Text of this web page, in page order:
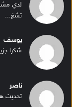
لدي
تشغ...
يوسف
شكرا
ناصر
تحديث